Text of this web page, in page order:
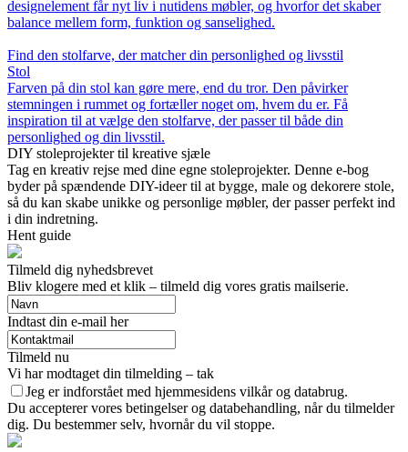
designelement får nyt liv i nutidens møbler, og hvorfor det skaber
balance mellem form, funktion og sanselighed.
Find den stolfarve, der matcher din personlighed og livsstil
Stol
Farven på din stol kan gøre mere, end du tror. Den påvirker
stemningen i rummet og fortæller noget om, hvem du er. Få
inspiration til at vælge den stolfarve, der passer til både din
personlighed og din livsstil.
DIY stoleprojekter til kreative sjæle
Tag en kreativ rejse med dine egne stoleprojekter. Denne e-bog
byder på spændende DIY-ideer til at bygge, male og dekorere stole,
så du kan skabe unikke og personlige møbler, der passer perfekt ind
i din indretning.
Hent guide
Tilmeld dig nyhedsbrevet
Bliv klogere med et klik – tilmeld dig vores gratis mailserie.
Indtast din e-mail her
Tilmeld nu
Vi har modtaget din tilmelding – tak
Jeg er indforstået med hjemmesidens vilkår og databrug.
Du accepterer vores betingelser og databehandling, når du tilmelder
dig. Du bestemmer selv, hvornår du vil stoppe.